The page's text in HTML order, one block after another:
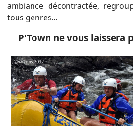
ambiance décontractée,
tous genres...
P'Town ne vous laissera